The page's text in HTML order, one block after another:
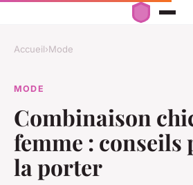
Accueil›Mode
MODE
Combinaison
femme : conseils
la porter